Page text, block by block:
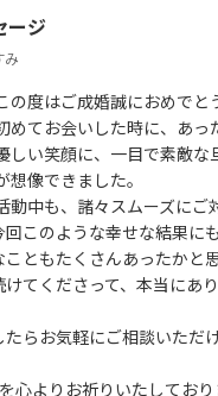
ージ
み
の度はご成婚誠におめでと
めてお会いした時に、あっ
しい笑顔に、一目で素敵な
想像できました。
動中も、諸々スムーズにご
このような幸せな結果に
ともたくさんあったかと
てくださって、本当にあ
らお気軽にご相談いただ
心よりお祈りいたしており